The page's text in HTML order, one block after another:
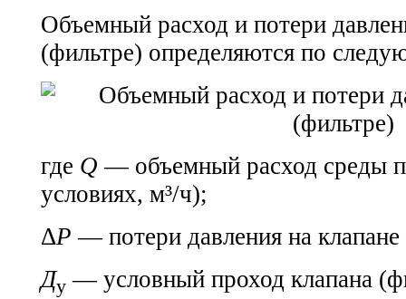
Объемный расход и потери
(фильтре) определяются по
где Q — объемный расход среды
условиях, м³/ч);
ΔP — потери давления на
Ду — условный проход клапана